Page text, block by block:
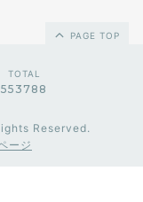
PAGE TOP
TOTAL
553788
Reserved.
ージ